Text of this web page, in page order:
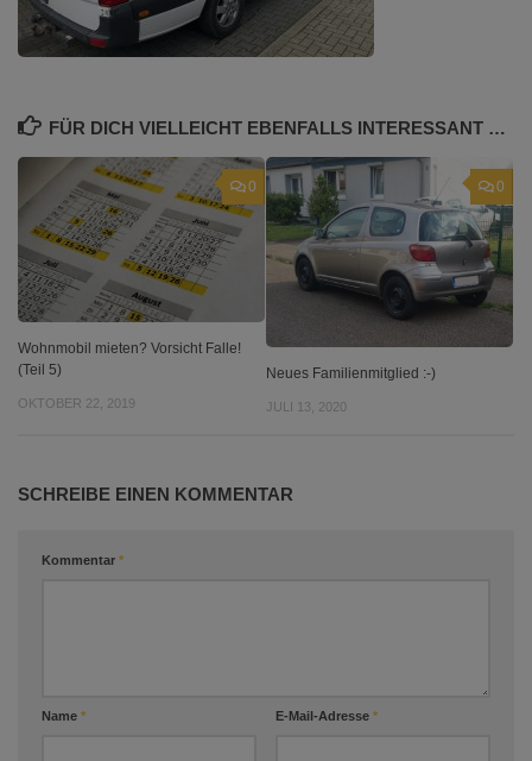
FÜR DICH VIELLEICHT EBENFALLS INTERESSANT …
0
Wohnmobil mieten? Vorsicht Falle!
(Teil 5)
OKTOBER 22, 2019
0
Neues Familienmitglied :-)
JULI 13, 2020
SCHREIBE EINEN KOMMENTAR
Kommentar *
Name * E-Mail-Adresse *